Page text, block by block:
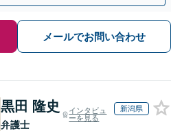
メールでお問い合わせ
黒田 隆史
弁護士
インタビュ
ーを見る
新潟県